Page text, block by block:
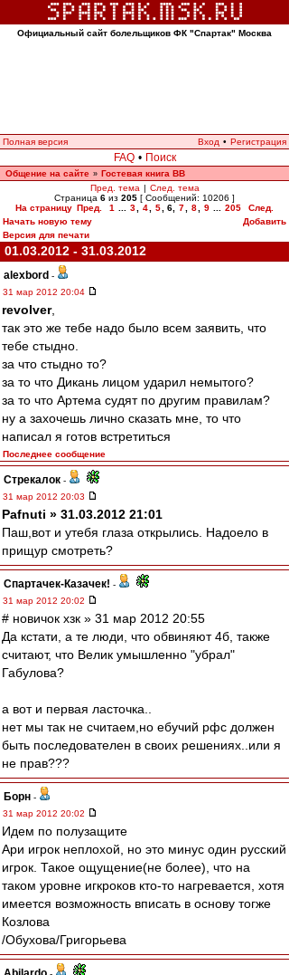
Официальный сайт болельщиков ФК "Спартак" Москва
Полная версия Вход • Регистрация
FAQ • Поиск
Общение на сайте » Гостевая книга ВВ
Пред. тема | След. тема
Страница 6 из 205 [ Сообщений: 10206 ]
На страницу Пред. 1 3 4 5 6 7 8 9 205
След.
Начать новую тему
Добавить
Версия для печати
01.03.2012 - 31.03.2012
alexbord -
31 мар 2012 20:04
revolver,
так это же тебе надо было всем заявить, что
тебе стыдно.
за что стыдно то?
за то что Дикань лицом ударил немытого?
за то что Артема судят по другим правилам?
ну а захочешь лично сказать мне, то что
написал я готов встретиться
Последнее сообщение
Стрекалок -
31 мар 2012 20:03
Pafnuti » 31.03.2012 21:01
Паш,вот и утебя глаза открылись. Надоело в
прищур смотреть?
Спартачек-Казачек! -
31 мар 2012 20:02
# новичок хзк » 31 мар 2012 20:55
Да кстати, а те люди, что обвиняют 4б, также
считают, что Велик умышленно "убрал"
Габулова?
а вот и первая ласточка..
нет мы так не считаем,но ебучий рфс должен
быть последователен в своих решениях..или я
не прав???
Борн -
31 мар 2012 20:02
Идем по полузащите
Ари игрок неплохой, но это минус один русский
игрок. Такое ощущение(не более), что на
таком уровне игкроков кто-то нагревается, хотя
имеется возможность вписать в основу тогже
Козлова
/Обухова/Григорьева